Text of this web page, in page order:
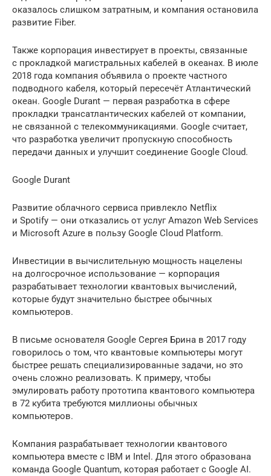
оказалось слишком затратным, и компания остановила
развитие Fiber.
Также корпорация инвестирует в проекты, связанные
с прокладкой магистральных кабелей в океанах. В июле
2018 года компания объявила о проекте частного
подводного кабеля, который пересечёт Атлантический
океан. Google Durant — первая разработка в сфере
прокладки трансатлантических кабелей от компании,
не связанной с телекоммуникациями. Google считает,
что разработка увеличит пропускную способность
передачи данных и улучшит соединение Google Cloud.
Google Durant
Развитие облачного сервиса привлекло Netflix
и Spotify — они отказались от услуг Amazon Web Services
и Microsoft Azure в пользу Google Cloud Platform.
Инвестиции в вычислительную мощность нацелены
на долгосрочное использование — корпорация
разрабатывает технологии квантовых вычислений,
которые будут значительно быстрее обычных
компьютеров.
В письме основателя Google Сергея Брина в 2017 году
говорилось о том, что квантовые компьютеры могут
быстрее решать специализированные задачи, но это
очень сложно реализовать. К примеру, чтобы
эмулировать работу прототипа квантового компьютера
в 72 кубита требуются миллионы обычных
компьютеров.
Компания разрабатывает технологии квантового
компьютера вместе с IBM и Intel. Для этого образована
команда Google Quantum, которая работает с Google AI.